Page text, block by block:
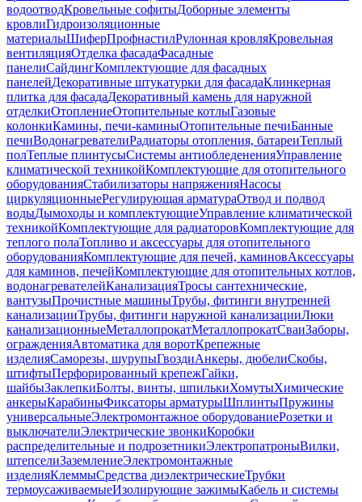
водоотводКровельные софитыДоборные элементы
кровлиГидроизоляционные
материалыШиферПрофнастилРулонная кровляКровельная
вентиляцияОтделка фасадаФасадные
панелиСайдингКомплектующие для фасадных
панелейДекоративные штукатурки для фасадаКлинкерная
плитка для фасадаДекоративный камень для наружной
отделкиОтоплениеОтопительные котлыГазовые
колонкиКамины, печи-каминыОтопительные печиБанные
печиВодонагревателиРадиаторы отопления, батареиТеплый
полТеплые плинтусыСистемы антиобледененияУправление
климатической техникойКомплектующие для отопительного
оборудованияСтабилизаторы напряженияНасосы
циркуляционныеРегулирующая арматураОтвод и подвод
водыДымоходы и комплектующиеУправление климатической
техникойКомплектующие для радиаторовКомплектующие для
теплого полаТопливо и аксессуары для отопительного
оборудованияКомплектующие для печей, каминовАксессуары
для каминов, печейКомплектующие для отопительных котлов,
водонагревателейКанализацияТросы сантехнические,
вантузыПрочистные машиныТрубы, фитинги внутренней
канализацииТрубы, фитинги наружной канализацииЛюки
канализационныеМеталлопрокатМеталлопрокатСваиЗаборы,
огражденияАвтоматика для воротКрепежные
изделияСаморезы, шурупыГвоздиАнкеры, дюбелиСкобы,
штифтыПерфорированный крепежГайки,
шайбыЗаклепкиБолты, винты, шпилькиХомутыХимические
анкерыКарабиныФиксаторы арматурыШплинтыПружины
универсальныеЭлектромонтажное оборудованиеРозетки и
выключателиЭлектрические звонкиКоробки
распределительные и подрозетникиЭлектропатроныВилки,
штепселиЗаземлениеЭлектромонтажные
изделияКлеммыСредства диэлектрическиеТрубки
термоусаживаемыеИзолирующие зажимыКабель и системы